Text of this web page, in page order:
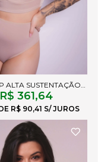
SUTIÃ/TOP ALTA SUSTENTAÇÃO CHLOE LISO CHOCOLATE
R$ 361,64
R$ 90,41